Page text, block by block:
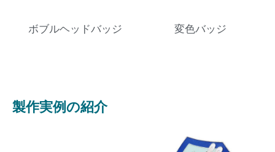
ボブルヘッドバッジ 変色バッジ
製作実例の紹介